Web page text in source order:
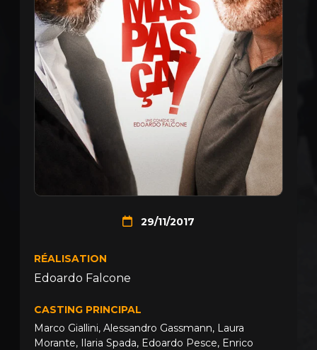
29/11/2017
RÉALISATION
Edoardo Falcone
CASTING PRINCIPAL
Marco Giallini, Alessandro Gassmann, Laura
Morante, Ilaria Spada, Edoardo Pesce, Enrico